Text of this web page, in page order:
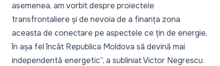
asemenea, am vorbit despre proiectele
transfrontaliere și de nevoia de a finanța zona
aceasta de conectare pe aspectele ce țin de energie,
în așa fel încât Republica Moldova să devină mai
independentă energetic”, a subliniat Victor Negrescu.